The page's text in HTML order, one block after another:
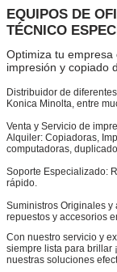
EQUIPOS DE
TÉCNICO
Optimiza tu empresa
impresión y copiado
Distribuidor de
Konica Minolta, entre
Venta y Servicio de
Alquiler: Copiadoras,
computadoras,
Soporte Especializado:
rápido.
Suministros Originales y
repuestos y accesorios
Con nuestro servicio y
siempre lista para brillar
nuestras soluciones